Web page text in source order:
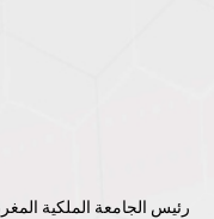
رئيس الجامعة الملكية